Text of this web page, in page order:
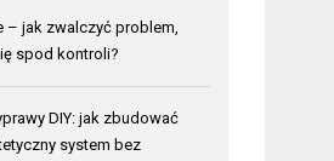
– jak zwalczyć problem,
spod kontroli?
DIY: jak zbudować
system bez